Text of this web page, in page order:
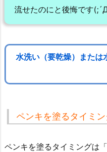
流せたのにと後悔です
水洗い（要乾燥）または
ペンキを塗るタイミ
ペンキを塗るタイミングは「